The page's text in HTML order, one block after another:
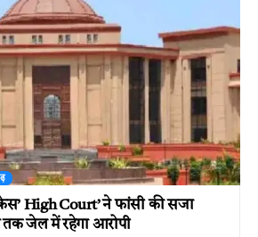
केस’ High Court’ ने फांसी की सजा
जेल में रहेगा आरोपी